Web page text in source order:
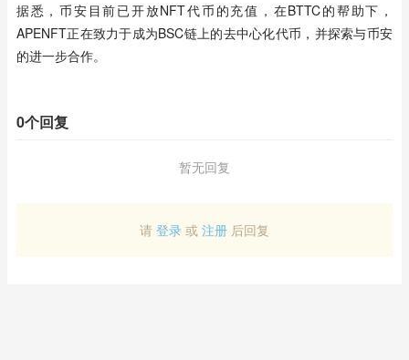
据悉，币安目前已开放NFT代币的充值，在BTTC的帮助下，
APENFT正在致力于成为BSC链上的去中心化代币，并探索与币安
的进一步合作。
0个回复
暂无回复
请 登录 或 注册 后回复